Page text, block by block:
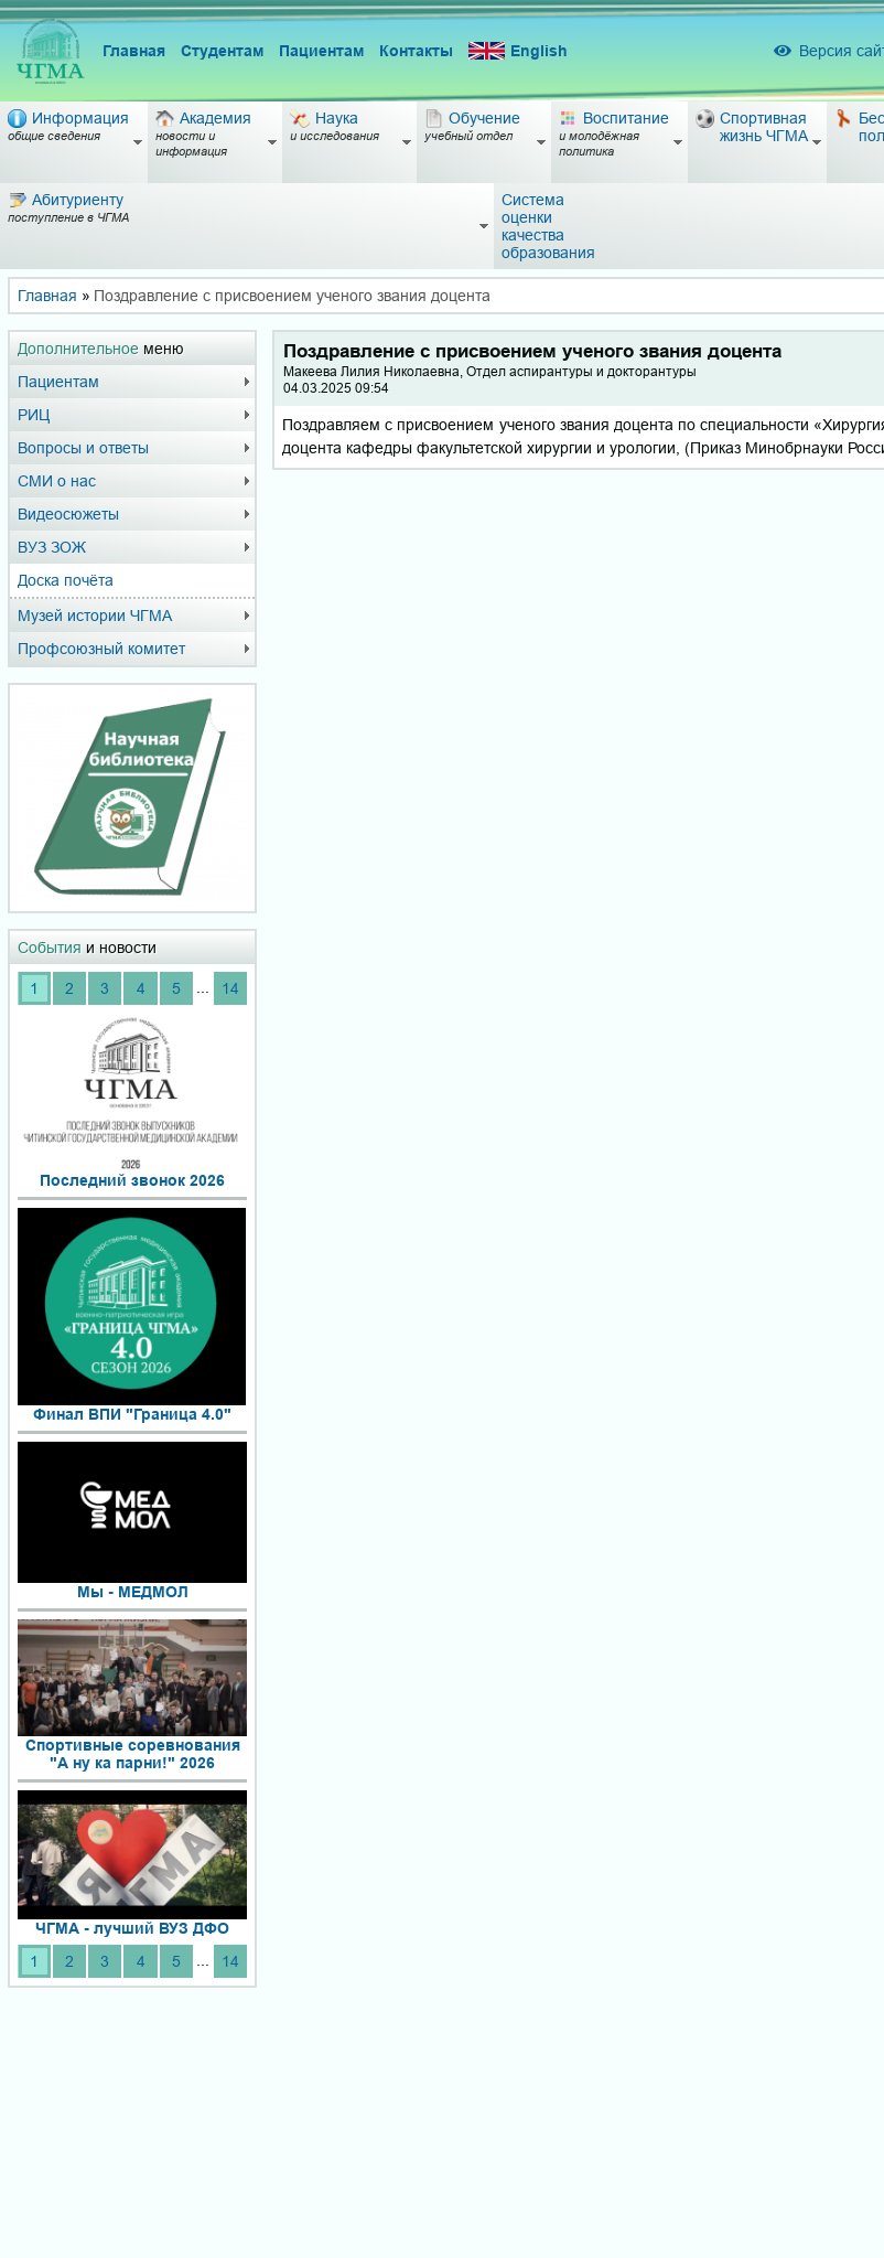
Главная Студентам Пациентам Контакты English Версия
Информация
общие сведения
Академия
новости и
информация
Наука
и исследования
Обучение
учебный отдел
Воспитание
и молодёжная
политика
Спортивная
жизнь ЧГМА
Абитуриенту
поступление в ЧГМА
Система
оценки
качества
образования
Главная » Поздравление с присвоением ученого звания доцента
Дополнительное меню
Пациентам
РИЦ
Вопросы и ответы
СМИ о нас
Видеосюжеты
ВУЗ ЗОЖ
Доска почёта
Музей истории ЧГМА
Профсоюзный комитет
События и новости
1 2 3 4 5 ... 14
Последний звонок 2026
Финал ВПИ "Граница 4.0"
Мы - МЕДМОЛ
Спортивные соревнования
"А ну ка парни!" 2026
ЧГМА - лучший ВУЗ ДФО
1
2 3 4 5 ... 14
Поздравление с присвоением ученого звания доцента
Макеева Лилия Николаевна, Отдел аспирантуры и докторантуры
04.03.2025 09:54
Поздравляем с присвоением ученого звания доцента по специальности
доцента кафедры факультетской хирургии и урологии, (Приказ Минобрнауки